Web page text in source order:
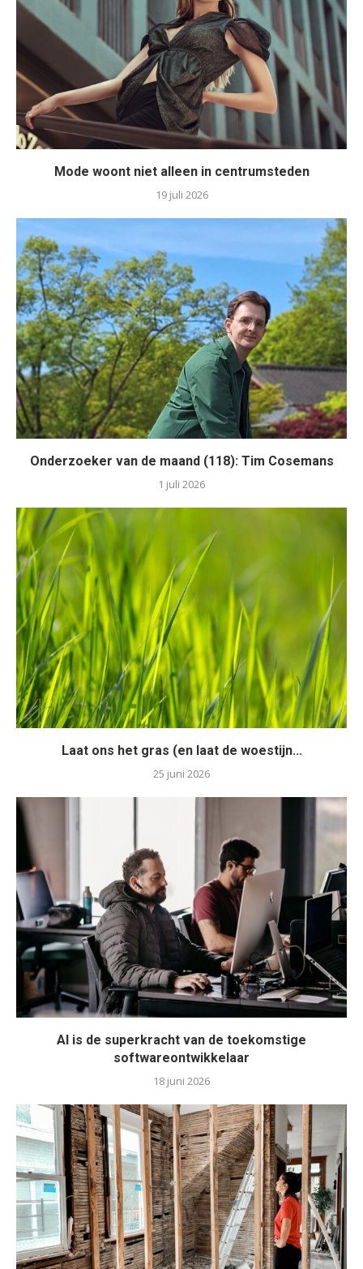
Mode woont niet alleen in centrumsteden
19 juli 2026
Onderzoeker van de maand (118): Tim Cosemans
1 juli 2026
Laat ons het gras (en laat de woestijn...
25 juni 2026
AI is de superkracht van de toekomstige
softwareontwikkelaar
18 juni 2026